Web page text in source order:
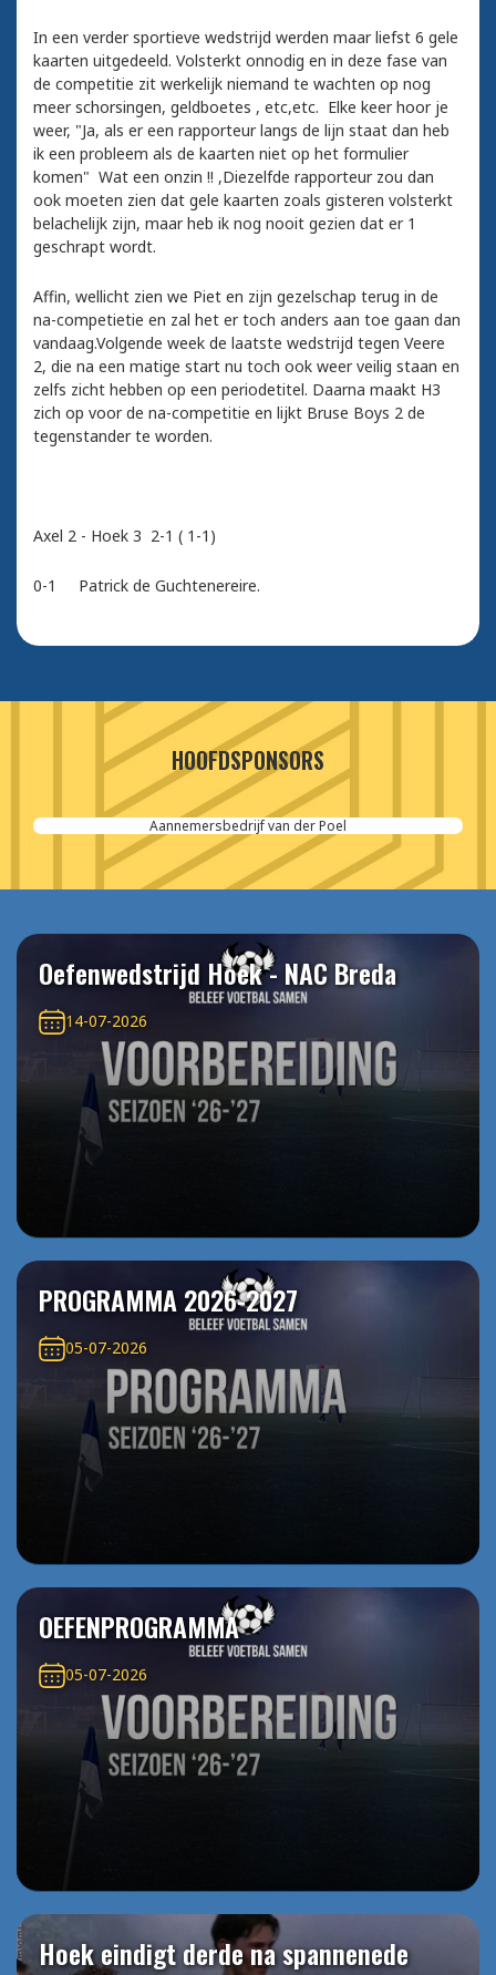
In een verder sportieve wedstrijd werden maar liefst 6 gele
kaarten uitgedeeld. Volsterkt onnodig en in deze fase van
de competitie zit werkelijk niemand te wachten op nog
meer schorsingen, geldboetes , etc,etc. Elke keer hoor je
weer, "Ja, als er een rapporteur langs de lijn staat dan heb
ik een probleem als de kaarten niet op het formulier
komen" Wat een onzin !! ,Diezelfde rapporteur zou dan
ook moeten zien dat gele kaarten zoals gisteren volsterkt
belachelijk zijn, maar heb ik nog nooit gezien dat er 1
geschrapt wordt.
Affin, wellicht zien we Piet en zijn gezelschap terug in de
na-competietie en zal het er toch anders aan toe gaan dan
vandaag.Volgende week de laatste wedstrijd tegen Veere
2, die na een matige start nu toch ook weer veilig staan en
zelfs zicht hebben op een periodetitel. Daarna maakt H3
zich op voor de na-competitie en lijkt Bruse Boys 2 de
tegenstander te worden.
Axel 2 - Hoek 3 2-1 ( 1-1)
0-1 Patrick de Guchtenereire.
HOOFDSPONSORS
Aannemersbedrijf van der Poel
Oefenwedstrijd Hoek - NAC Breda
14-07-2026
PROGRAMMA 2026-2027
05-07-2026
OEFENPROGRAMMA
05-07-2026
Hoek eindigt derde na spannenede